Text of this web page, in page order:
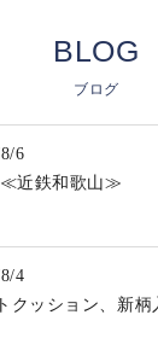
BLOG
ブログ
6
≪近鉄和歌山≫
4
クッション、新